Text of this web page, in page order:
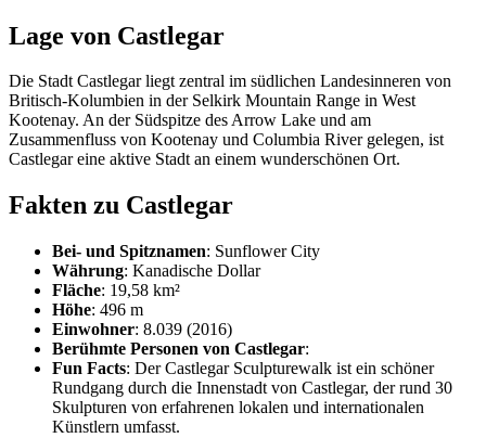
Lage von Castlegar
Die Stadt Castlegar liegt zentral im südlichen Landesinneren von
Britisch-Kolumbien in der Selkirk Mountain Range in West
Kootenay. An der Südspitze des Arrow Lake und am
Zusammenfluss von Kootenay und Columbia River gelegen, ist
Castlegar eine aktive Stadt an einem wunderschönen Ort.
Fakten zu Castlegar
Bei- und Spitznamen: Sunflower City
Währung: Kanadische Dollar
Fläche: 19,58 km²
Höhe: 496 m
Einwohner: 8.039 (2016)
Berühmte Personen von Castlegar:
Fun Facts: Der Castlegar Sculpturewalk ist ein schöner
Rundgang durch die Innenstadt von Castlegar, der rund 30
Skulpturen von erfahrenen lokalen und internationalen
Künstlern umfasst.